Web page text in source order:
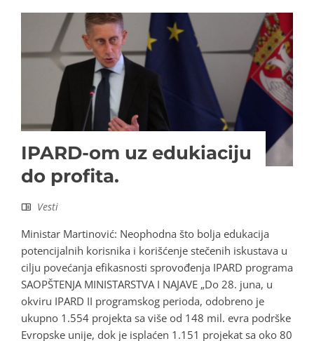
IPARD-om uz edukiaciju
do profita.
Vesti
Ministar Martinović: Neophodna što bolja edukacija
potencijalnih korisnika i korišćenje stečenih iskustava u
cilju povećanja efikasnosti sprovođenja IPARD programa
SAOPŠTENJA MINISTARSTVA I NAJAVE „Do 28. juna, u
okviru IPARD II programskog perioda, odobreno je
ukupno 1.554 projekta sa više od 148 mil. evra podrške
Evropske unije, dok je isplaćen 1.151 projekat sa oko 80